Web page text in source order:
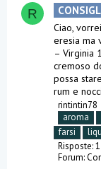
R
Ciao,
eresia ma
– Virginia
cremoso
possa
rum e
rintintin78
aroma
farsi
Risposte:
Forum: